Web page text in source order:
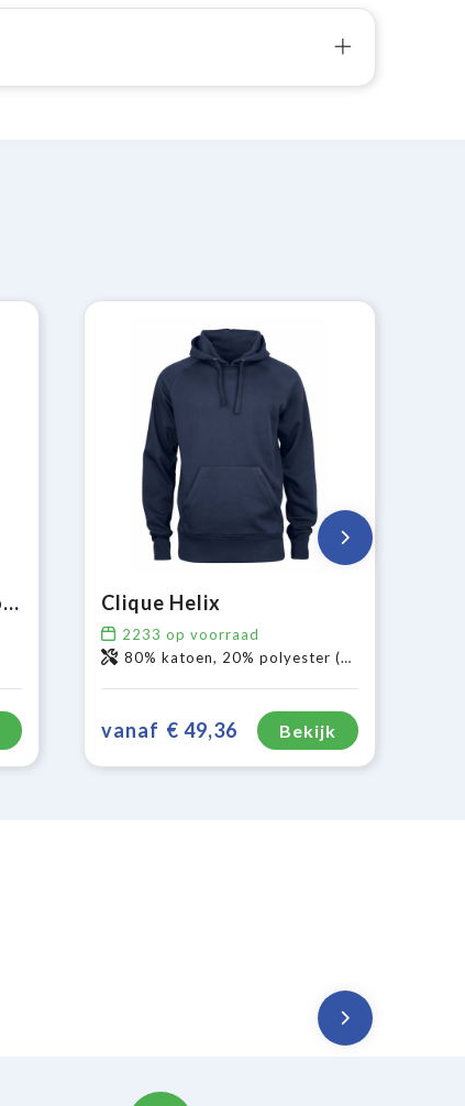
Clique Basic Active Hoody Clique Helix
2233 op voorraad
80% katoen, 20% polyester (kleur 95: 85% katoen, 15% viscose).
vanaf € 49,36 Bekijk